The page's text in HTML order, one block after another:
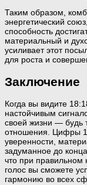
Таким образом,
энергетический
способность
материальный и
усиливает этот
для роста и
Заключение
Когда вы видите
настойчивым
своей жизни — будь
отношения. Цифры 1
уверенности,
задуманное до
что при правильном
голос вы сможете
гармонию во всех